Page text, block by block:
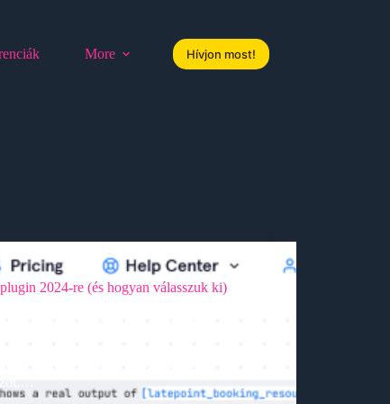
More Hívjon most!
2024-re (és hogyan válasszuk ki)